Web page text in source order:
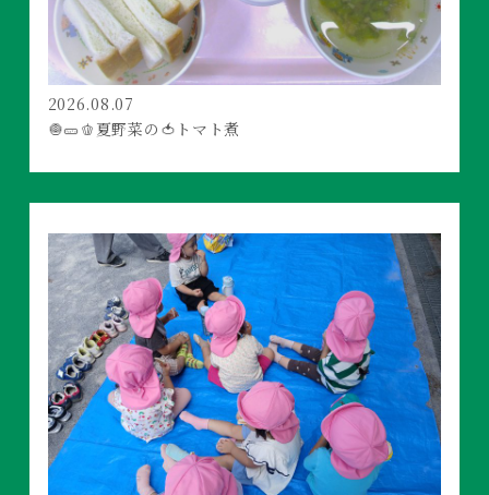
2026.08.07
🧅🥒🫑夏野菜の🍅トマト煮